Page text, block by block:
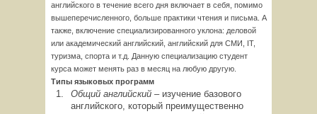
английского в течение всего дня включает в себя, помимо
вышеперечисленного, больше практики чтения и письма. А
также, включение специализированного уклона: деловой
или академический английский, английский для СМИ, IT,
туризма, спорта и т.д. Данную специализацию студент
курса может менять раз в месяц на любую другую.
Типы языковых программ
Общий английский – изучение базового
английского, который преимущественно